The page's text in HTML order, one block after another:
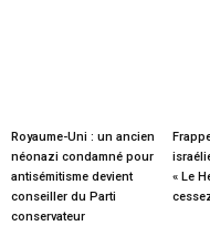
Royaume-Uni : un ancien
néonazi condamné pour
antisémitisme devient
conseiller du Parti
conservateur
« Le